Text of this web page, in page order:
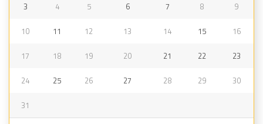
3 4 5 6 7 8 9
10 11 12 13 14 15 16
17 18 19 20 21 22 23
24 25 26 27 28 29 30
31